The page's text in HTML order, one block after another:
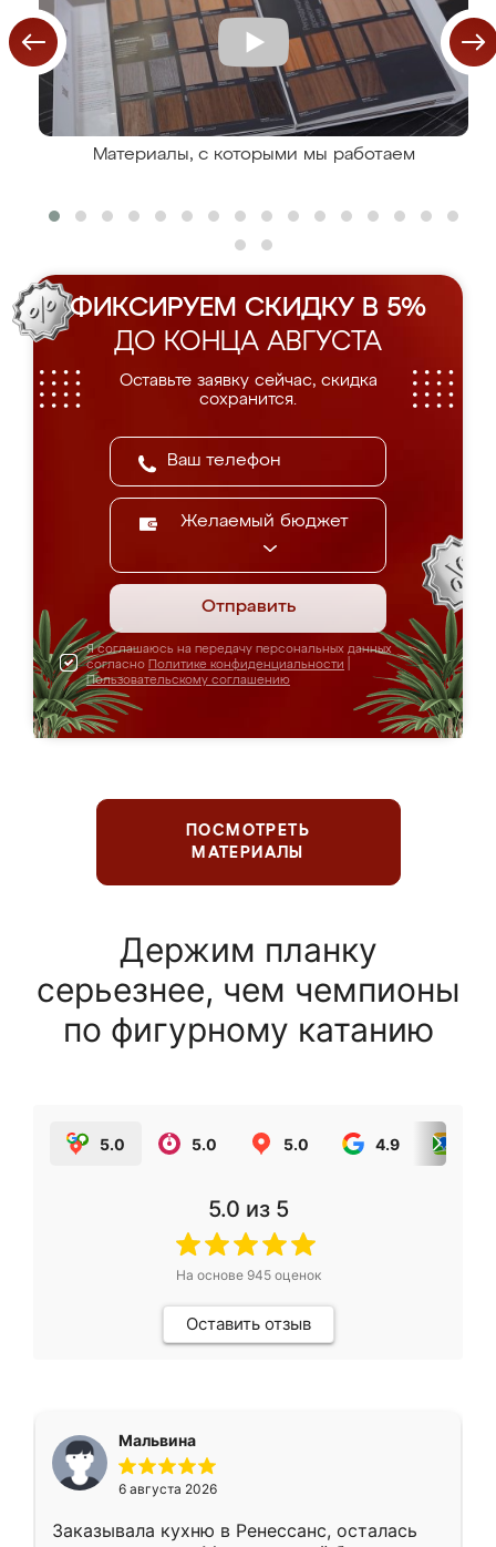
Материалы, с которыми мы работаем
ФИКСИРУЕМ СКИДКУ В 5%
ДО КОНЦА АВГУСТА
Оставьте заявку сейчас, скидка
сохранится.
Желаемый бюджет
Отправить
Я соглашаюсь на передачу персональных данных
согласно Политике конфиденциальности
Пользовательскому соглашению
ПОСМОТРЕТЬ
МАТЕРИАЛЫ
Держим планку
серьезнее, чем чемпионы
по фигурному катанию
5.0 5.0 5.0 4.9
5.0 из 5
На основе 945оценок
Оставить отзыв
Мальвина
6 августа 2026
Заказывала кухню в Ренессанс, осталась